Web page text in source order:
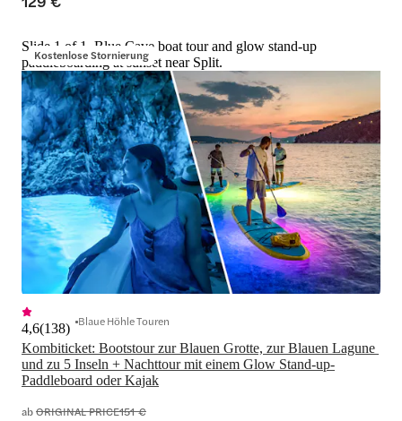
Kostenlose Stornierung
Slide 1 of 1, Blue Cave boat tour and glow stand-up
paddleboarding at sunset near Split.
Kombiticket: Bootstour zur Blauen Grotte, zur Blauen Lagune
und zu 5 Inseln + Nachttour mit einem Glow Stand-up-
Paddleboard oder Kajak
4,6(138) Blaue Höhle Touren
abORIGINAL PRICE151 €